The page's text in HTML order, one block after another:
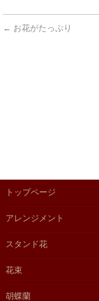
← お花がたっぷり
トップページ
アレンジメント
スタンド花
花束
胡蝶蘭